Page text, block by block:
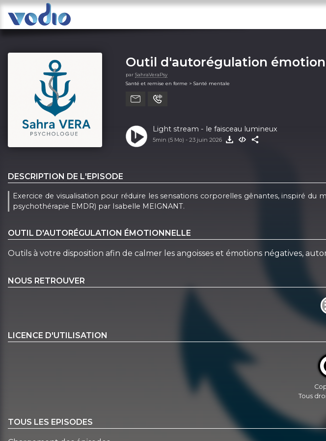
Outil d'autorégulation
par SahraVeraPsy
Santé et remise en forme > Santé mentale
Light stream - le faisceau lumineux
5min (5 Mo) - 23 juin 2026
DESCRIPTION DE L'EPISODE
Exercice de visualisation pour réduire les sensations corporelles gênantes, inspiré du
psychothérapie EMDR) par Isabelle MEIGNANT.
OUTIL D'AUTORÉGULATION ÉMOTIONNELLE
Outils à votre disposition afin de calmer les angoisses et émotions négatives,
NOUS RETROUVER
LICENCE D'UTILISATION
Tous
TOUS LES EPISODES